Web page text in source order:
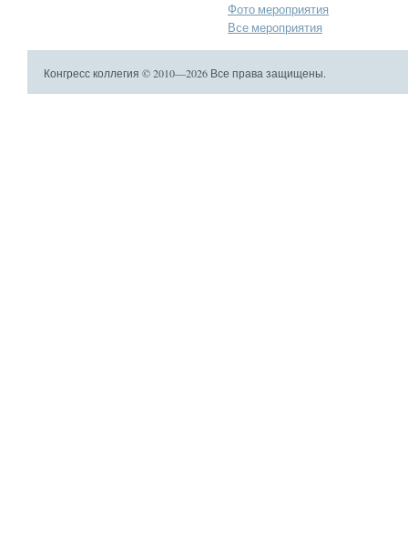
Фото мероприятия
Все мероприятия
Конгресс коллегия © 2010—2026 Все права защищены.